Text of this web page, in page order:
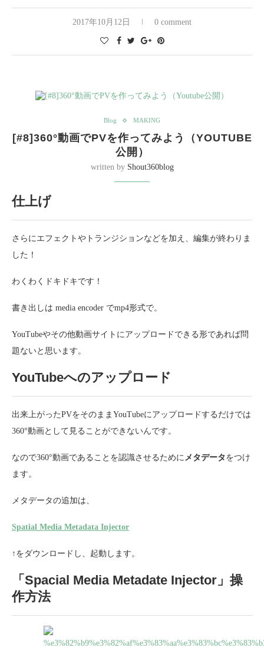
2017年10月12日 0 comment
Blog MAKING
[#8]360°動画でPVを作ってみよう（YOUTUBE
公開）
written by Shout360blog
仕上げ
さらにエフェクトやトランジションなどを加え、編集が終わりま
した！
わくわくドキドキです！
書き出しは media encoder でmp4形式で。
YouTubeやその他動画サイトにアップロードできる形であれば問
題ないと思います。
YouTubeへのアップロード
出来上がったPVをそのままYouTubeにアップロードするだけでは
360°動画として見ることができないんです。
なので360°動画であることを認識させるためにメタデータ をつけ
ます。
メタデータの追加は、
Spatial Media Metadata Injector
↑をダウンロードし、起動します。
「Spacial Media Metadate Injector」操
作方法